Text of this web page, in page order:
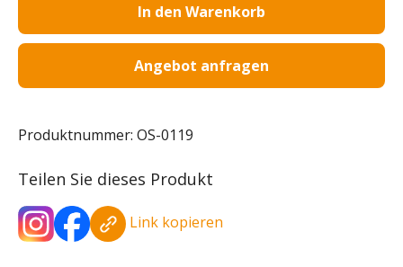
In den Warenkorb
Angebot anfragen
Produktnummer: OS-0119
Teilen Sie dieses Produkt
Link kopieren